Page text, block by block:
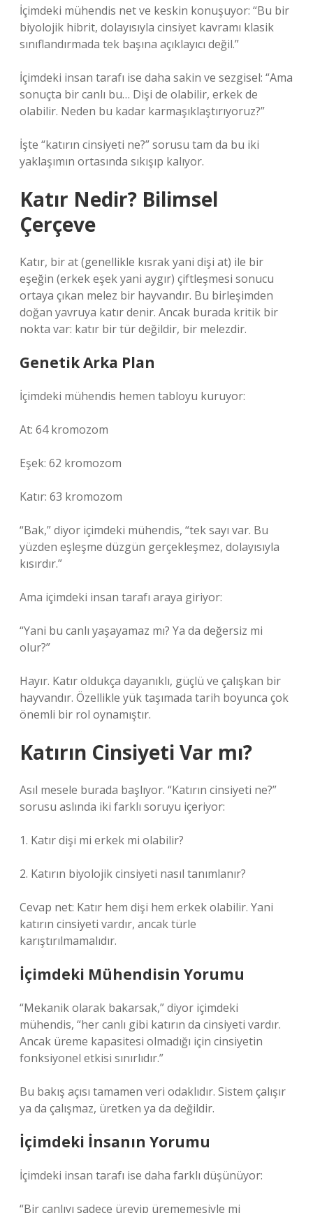
İçimdeki mühendis net ve keskin konuşuyor: “Bu bir
biyolojik hibrit, dolayısıyla cinsiyet kavramı klasik
sınıflandırmada tek başına açıklayıcı değil.”
İçimdeki insan tarafı ise daha sakin ve sezgisel: “Ama
sonuçta bir canlı bu… Dişi de olabilir, erkek de
olabilir. Neden bu kadar karmaşıklaştırıyoruz?”
İşte “katırın cinsiyeti ne?” sorusu tam da bu iki
yaklaşımın ortasında sıkışıp kalıyor.
Katır Nedir? Bilimsel
Çerçeve
Katır, bir at (genellikle kısrak yani dişi at) ile bir
eşeğin (erkek eşek yani aygır) çiftleşmesi sonucu
ortaya çıkan melez bir hayvandır. Bu birleşimden
doğan yavruya katır denir. Ancak burada kritik bir
nokta var: katır bir tür değildir, bir melezdir.
Genetik Arka Plan
İçimdeki mühendis hemen tabloyu kuruyor:
At: 64 kromozom
Eşek: 62 kromozom
Katır: 63 kromozom
“Bak,” diyor içimdeki mühendis, “tek sayı var. Bu
yüzden eşleşme düzgün gerçekleşmez, dolayısıyla
kısırdır.”
Ama içimdeki insan tarafı araya giriyor:
“Yani bu canlı yaşayamaz mı? Ya da değersiz mi
olur?”
Hayır. Katır oldukça dayanıklı, güçlü ve çalışkan bir
hayvandır. Özellikle yük taşımada tarih boyunca çok
önemli bir rol oynamıştır.
Katırın Cinsiyeti Var mı?
Asıl mesele burada başlıyor. “Katırın cinsiyeti ne?”
sorusu aslında iki farklı soruyu içeriyor:
1. Katır dişi mi erkek mi olabilir?
2. Katırın biyolojik cinsiyeti nasıl tanımlanır?
Cevap net: Katır hem dişi hem erkek olabilir. Yani
katırın cinsiyeti vardır, ancak türle
karıştırılmamalıdır.
İçimdeki Mühendisin Yorumu
“Mekanik olarak bakarsak,” diyor içimdeki
mühendis, “her canlı gibi katırın da cinsiyeti vardır.
Ancak üreme kapasitesi olmadığı için cinsiyetin
fonksiyonel etkisi sınırlıdır.”
Bu bakış açısı tamamen veri odaklıdır. Sistem çalışır
ya da çalışmaz, üretken ya da değildir.
İçimdeki İnsanın Yorumu
İçimdeki insan tarafı ise daha farklı düşünüyor:
“Bir canlıyı sadece üreyip ürememesiyle mi